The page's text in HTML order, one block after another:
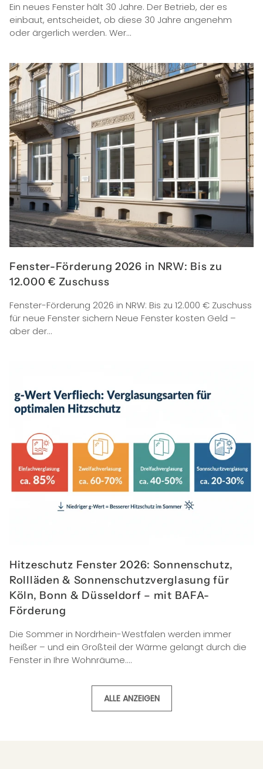
Ein neues Fenster hält 30 Jahre. Der Betrieb, der es
einbaut, entscheidet, ob diese 30 Jahre angenehm
oder ärgerlich werden. Wer...
Fenster-Förderung 2026 in NRW: Bis zu
12.000 € Zuschuss
Fenster-Förderung 2026 in NRW: Bis zu 12.000 € Zuschuss
für neue Fenster sichern Neue Fenster kosten Geld –
aber der...
Hitzeschutz Fenster 2026: Sonnenschutz,
Rollläden & Sonnenschutzverglasung für
Köln, Bonn & Düsseldorf – mit BAFA-
Förderung
Die Sommer in Nordrhein-Westfalen werden immer
heißer – und ein Großteil der Wärme gelangt durch die
Fenster in Ihre Wohnräume....
ALLE ANZEIGEN